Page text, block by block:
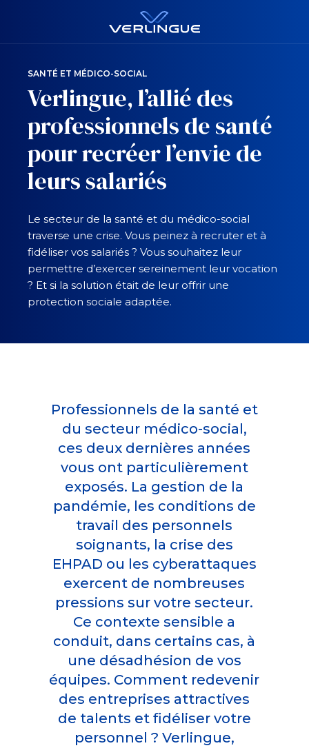
SANTÉ ET MÉDICO-SOCIAL​
Verlingue, l’allié des
professionnels de santé
pour recréer l’envie de
leurs salariés
Le secteur de la santé et du médico-social
traverse une crise. Vous peinez à recruter et à
fidéliser vos salariés ? Vous souhaitez leur
permettre d’exercer sereinement leur vocation
? Et si la solution était de leur offrir une
protection sociale adaptée.
Professionnels de la santé et
du secteur médico-social,
ces deux dernières années
vous ont particulièrement
exposés. La gestion de la
pandémie, les conditions de
travail des personnels
soignants, la crise des
EHPAD ou les cyberattaques
exercent de nombreuses
pressions sur votre secteur.
Ce contexte sensible a
conduit, dans certains cas, à
une désadhésion de vos
équipes. Comment redevenir
des entreprises attractives
de talents et fidéliser votre
personnel ? Verlingue,